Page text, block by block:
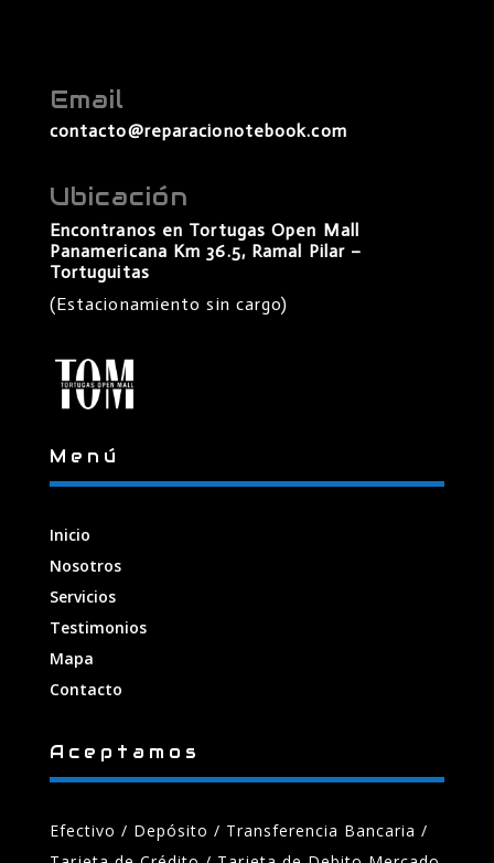
Email
contacto@reparacionotebook.com
Ubicación
Encontranos en Tortugas Open Mall
Panamericana Km 36.5, Ramal Pilar –
Tortuguitas
(Estacionamiento sin cargo)
Menú
Inicio
Nosotros
Servicios
Testimonios
Mapa
Contacto
Aceptamos
Efectivo / Depósito / Transferencia Bancaria /